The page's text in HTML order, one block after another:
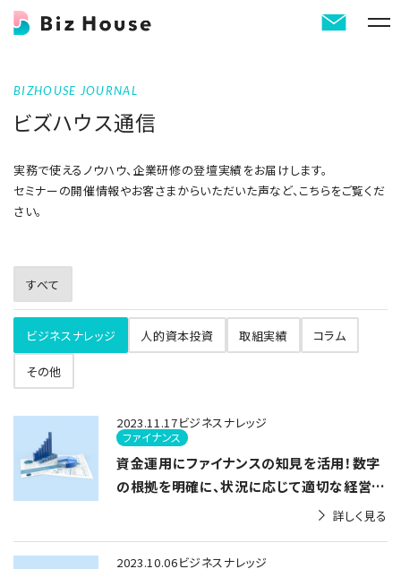
ビズハウス通信
BIZHOUSE JOURNAL
実務で使えるノウハウ、企業研修の登壇実績をお届けします。
セミナーの開催情報やお客さまからいただいた声など、こちらをご覧くだ
さい。
すべて
ビジネスナレッジ 人的資本投資 取組実績 コラム
その他
資金運用にファイナンスの知見を活用！数字
の根拠を明確に、状況に応じて適切な経営指
2023.11.17ビジネスナレッジ
ファイナンス
詳しく見る
2023.10.06ビジネスナレッジ